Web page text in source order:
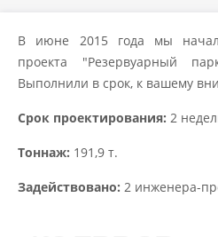
В июне 2015 года мы
проекта "Резервуарный
Выполнили в срок, к вашему
Срок проектирования: 2
Тоннаж: 191,9 т.
Задействовано: 2 инженера-